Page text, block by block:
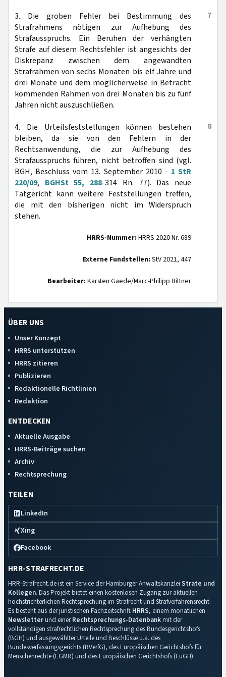
7
3. Die groben Fehler bei Bestimmung des
Strafrahmens nötigen zur Aufhebung des
Strafausspruchs. Ein Beruhen der verhängten
Strafe auf diesem Rechtsfehler ist angesichts der
Diskrepanz zwischen dem angewandten
Strafrahmen von sechs Monaten bis elf Jahre und
drei Monate und dem möglicherweise in Betracht
kommenden Rahmen von drei Monaten bis zu fünf
Jahren nicht auszuschließen.
8
4. Die Urteilsfeststellungen können bestehen
bleiben, da sie von den Fehlern in der
Rechtsanwendung, die zur Aufhebung des
Strafausspruchs führen, nicht betroffen sind (vgl.
BGH, Beschluss vom 13. September 2010 - 1 StR
220/09, BGHSt 55, 288-314 Rn. 77). Das neue
Tatgericht kann weitere Feststellungen treffen,
die mit den bisherigen nicht im Widerspruch
stehen.
HRRS-Nummer: HRRS 2020 Nr. 689
Externe Fundstellen: StV 2021, 447
Bearbeiter: Karsten Gaede/Marc-Philipp Bittner
ÜBER UNS
Unser Konzept
HRRS unterstützen
HRRS zitieren
Publizieren
Redaktionelle Richtlinien
Redaktion
ENTDECKEN
Aktuelle Ausgabe
HRRS-Beiträge suchen
Archiv
Rechtsprechung
TEILEN
LinkedIn
Xing
Facebook
HRR-STRAFRECHT.DE
HRR-Strafrecht.de ist ein Service der Hamburger Anwaltskanzlei Strate und
Kollegen. Das Projekt bietet einen kostenlosen Zugang zur aktuellen
höchstrichterlichen Rechtsprechung im Strafrecht und Strafverfahrensrecht.
Es besteht aus der juristischen Fachzeitschrift HRRS, einem monatlichen
Newsletterund einerRechtsprechungs-Datenbankmit der
vollständigen strafrechtlichen Rechtsprechung des Bundesgerichtshofs
(BGH) und ausgewählter Urteile und Beschlüsse u.a. des
Bundesverfassungsgerichts (BVerfG), des Europäischen Gerichtshofs für
Menschenrechte (EGMR) und des Europäischen Gerichtshofs (EuGH).